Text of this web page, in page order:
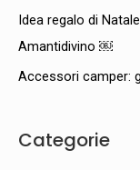
Idea regalo di
Amantidivino ￼
Accessori camper:
Categorie